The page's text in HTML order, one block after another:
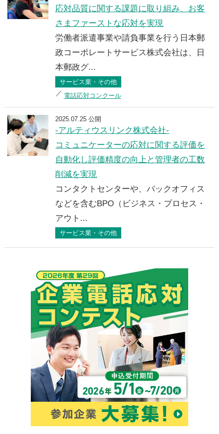
応対品質に関する課題に取り組み、お客
さまファーストな応対を実現
労働者派遣事業や請負事業を行う日本郵
政コーポレートサービス株式会社は、日
本郵政グ...
サービス業・その他
電話応対コンクール
2025.07.25 公開
-アルティウスリンク株式会社-
コミュニケーターの応対に関する評価を
自動化し評価精度の向上と管理者の工数
削減を実現
コンタクトセンターや、バックオフィス
などを含むBPO（ビジネス・プロセス・
アウト...
サービス業・その他